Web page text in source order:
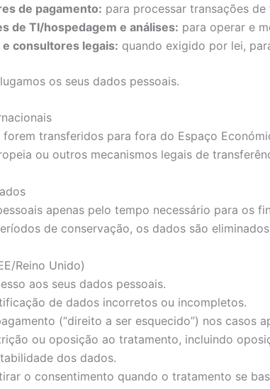
de pagamento: para processar transações
de TI/hospedagem e análises: para operar e
consultores legais: quando exigido por lei,
os seus dados pessoais.
forem transferidos para fora do Espaço
ou outros mecanismos legais de
apenas pelo tempo necessário para os
de conservação, os dados são
Reino Unido)
aos seus dados pessoais.
de dados incorretos ou incompletos.
(“direito a ser esquecido”) nos casos
ou oposição ao tratamento, incluindo
dos dados.
o consentimento quando o tratamento se